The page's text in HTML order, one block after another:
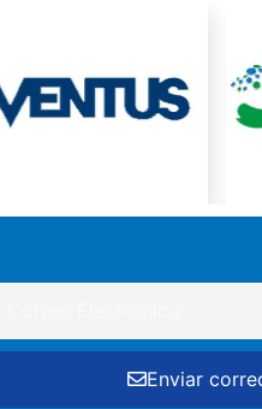
Enviar